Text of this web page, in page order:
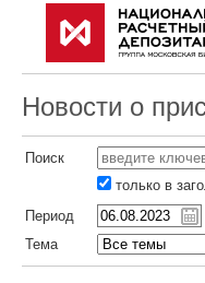
Новости о
Поиск
только в
Период
Тема